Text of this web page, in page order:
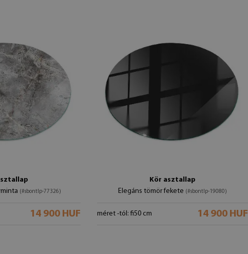
(#sbontlp-77326)
14 900 HUF
Kör asztallap
Elegáns tömör fekete (#sbontlp-19080)
méret -tól: fi50 cm 14 900 HUF